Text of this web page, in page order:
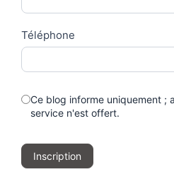
Téléphone
Ce blog informe uniquement ;
service n'est offert.
Inscription